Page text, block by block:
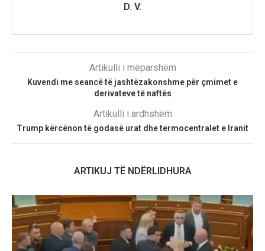
D. V.
Artikulli i mëparshëm
Kuvendi me seancë të jashtëzakonshme për çmimet e
derivateve të naftës
Artikulli i ardhshëm
Trump kërcënon të godasë urat dhe termocentralet e Iranit
ARTIKUJ TË NDËRLIDHURA